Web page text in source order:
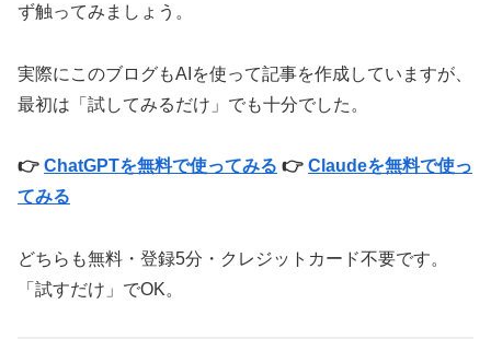
ず触ってみましょう。
実際にこのブログもAIを使って記事を作成していますが、
最初は「試してみるだけ」でも十分でした。
👉 ChatGPTを無料で使ってみる 👉 Claudeを無料で使っ
てみる
どちらも無料・登録5分・クレジットカード不要です。
「試すだけ」でOK。